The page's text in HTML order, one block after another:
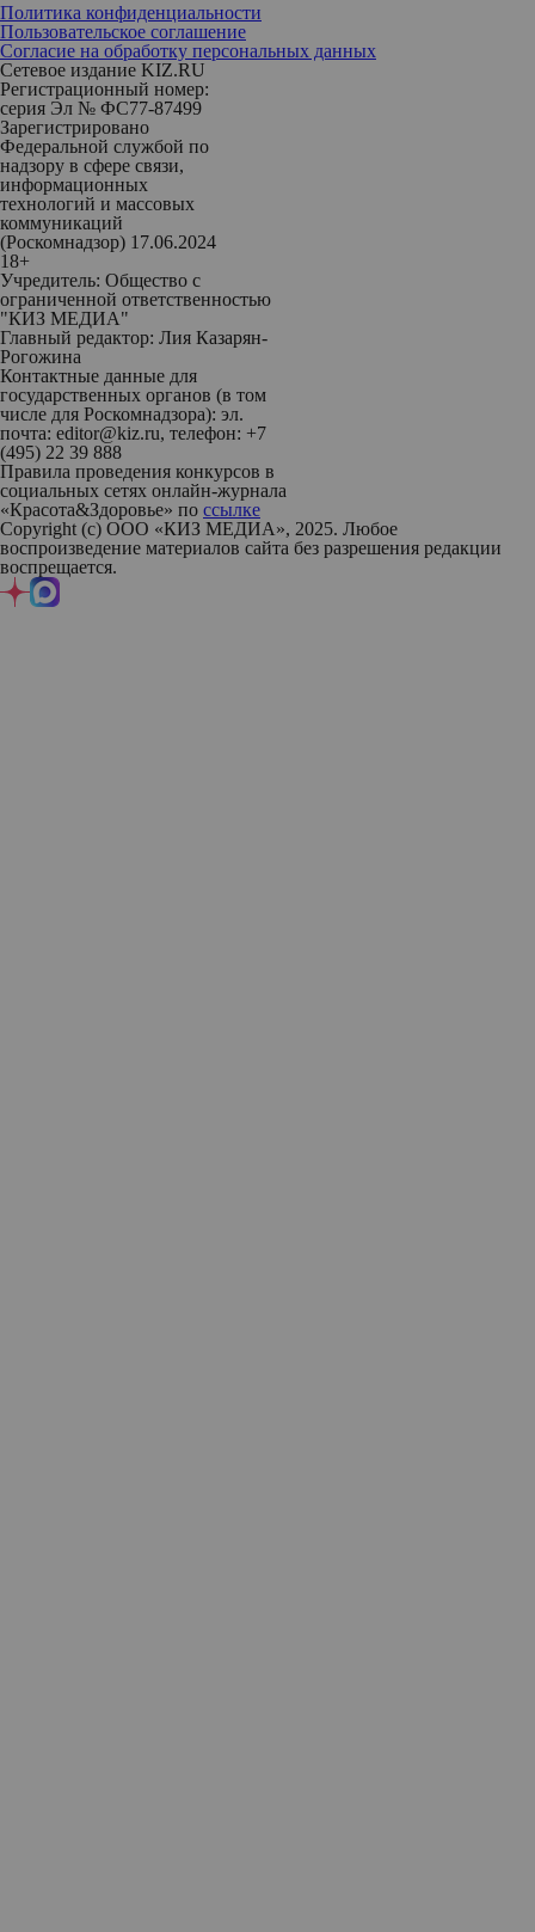
Политика конфиденциальности
Пользовательское соглашение
Согласие на обработку персональных данных
Сетевое издание KIZ.RU
Регистрационный номер:
серия Эл № ФС77-87499
Зарегистрировано
Федеральной службой по
надзору в сфере связи,
информационных
технологий и массовых
коммуникаций
(Роскомнадзор) 17.06.2024
18+
Учредитель: Общество с
ограниченной ответственностью
"КИЗ МЕДИА"
Главный редактор: Лия Казарян-
Рогожина
Контактные данные для
государственных органов (в том
числе для Роскомнадзора): эл.
почта: editor@kiz.ru, телефон: +7
(495) 22 39 888
Правила проведения конкурсов в
социальных сетях онлайн-журнала
«Красота&Здоровье» по ссылке
Copyright (с) ООО «КИЗ МЕДИА», 2025. Любое
воспроизведение материалов сайта без разрешения редакции
воспрещается.